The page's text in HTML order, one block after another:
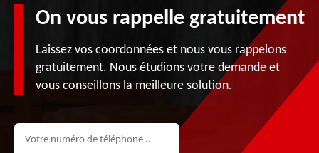
On vous rappelle gratuitement
Laissez vos coordonnées et nous vous rappelons
gratuitement. Nous étudions votre demande et
vous conseillons la meilleure solution.